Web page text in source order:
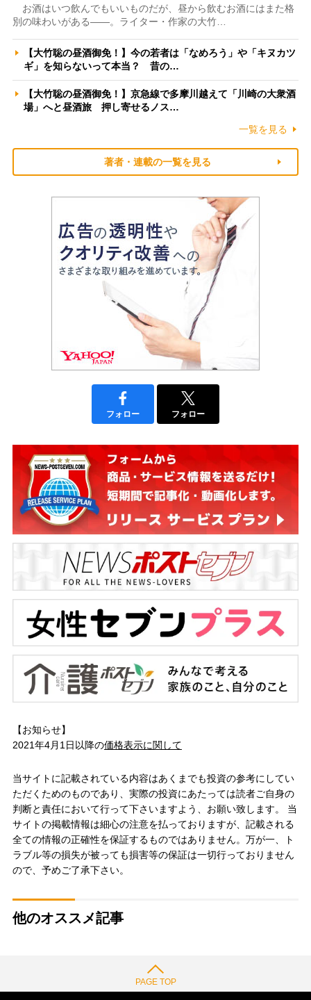
お酒はいつ飲んでもいいものだが、昼から飲むお酒にはまた格
別の味わいがある――。ライター・作家の大竹…
【大竹聡の昼酒御免！】今の若者は「なめろう」や「キヌカツ
ギ」を知らないって本当？ 昔の…
【大竹聡の昼酒御免！】京急線で多摩川越えて「川崎の大衆酒
場」へと昼酒旅 押し寄せるノス…
一覧を見る
著者・連載の一覧を見る
フォロー フォロー
【お知らせ】
2021年4月1日以降の価格表示に関して
当サイトに記載されている内容はあくまでも投資の参考にしてい
ただくためのものであり、実際の投資にあたっては読者ご自身の
判断と責任において行って下さいますよう、お願い致します。 当
サイトの掲載情報は細心の注意を払っておりますが、記載される
全ての情報の正確性を保証するものではありません。万が一、ト
ラブル等の損失が被っても損害等の保証は一切行っておりません
ので、予めご了承下さい。
他のオススメ記事
PAGE TOP